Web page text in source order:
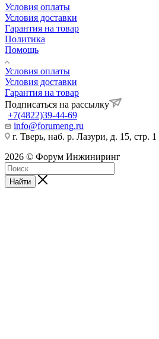
Условия оплаты
Условия доставки
Гарантия на товар
Политика
Помощь
Условия оплаты
Условия доставки
Гарантия на товар
Подписаться на рассылку
+7(4822)39-44-69
info@forumeng.ru
г. Тверь, наб. р. Лазури, д. 15, стр. 1
2026 © Форум Инжиниринг
Найти